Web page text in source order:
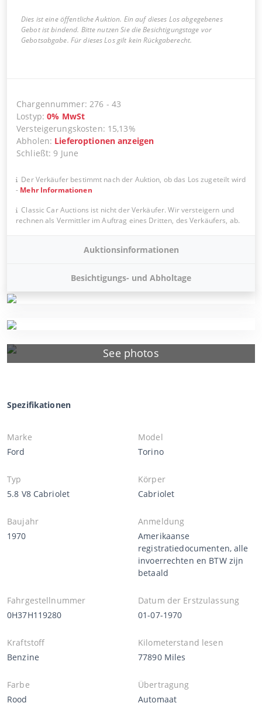
See photos
Dies ist eine öffentliche Auktion. Ein auf dieses Los abgegebenes
Gebot ist bindend. Bitte nutzen Sie die Besichtigungstage vor
Gebotsabgabe. Für dieses Los gilt kein Rückgaberecht.
Chargennummer:276 - 43
Lostyp:0% MwSt
Versteigerungskosten: 15,13%
Abholen: Lieferoptionen anzeigen
Schließt: 9 June
Der Verkäufer bestimmt nach der Auktion, ob das Los zugeteilt wird
- Mehr Informationen
Classic Car Auctions ist nicht der Verkäufer. Wir versteigern und
rechnen als Vermittler im Auftrag eines Dritten, des Verkäufers, ab.
Auktionsinformationen
Besichtigungs- und Abholtage
Spezifikationen
Marke
Ford
Model
Torino
Typ
5.8 V8 Cabriolet
Körper
Cabriolet
Baujahr
1970
Anmeldung
Amerikaanse
registratiedocumenten, alle
invoerrechten en BTW zijn
betaald
Fahrgestellnummer
0H37H119280
Datum der Erstzulassung
01-07-1970
Kraftstoff
Benzine
Kilometerstand lesen
77890 Miles
Farbe
Rood
Übertragung
Automaat